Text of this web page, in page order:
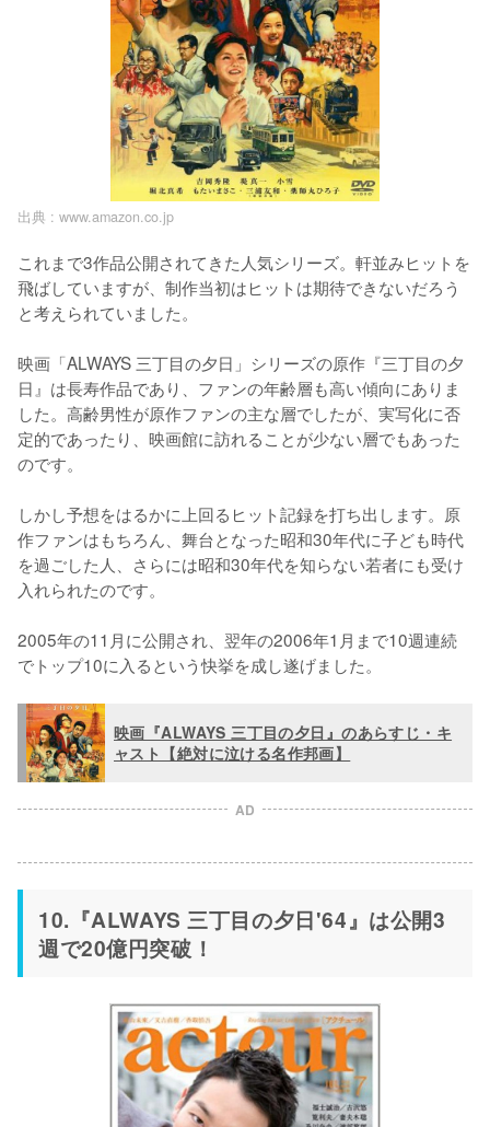
出典 : www.amazon.co.jp
これまで3作品公開されてきた人気シリーズ。軒並みヒットを
飛ばしていますが、制作当初はヒットは期待できないだろう
と考えられていました。
映画「ALWAYS 三丁目の夕日」シリーズの原作『三丁目の夕
日』は長寿作品であり、ファンの年齢層も高い傾向にありま
した。高齢男性が原作ファンの主な層でしたが、実写化に否
定的であったり、映画館に訪れることが少ない層でもあった
のです。
しかし予想をはるかに上回るヒット記録を打ち出します。原
作ファンはもちろん、舞台となった昭和30年代に子ども時代
を過ごした人、さらには昭和30年代を知らない若者にも受け
入れられたのです。
2005年の11月に公開され、翌年の2006年1月まで10週連続
でトップ10に入るという快挙を成し遂げました。
映画『ALWAYS 三丁目の夕日』のあらすじ・キ
ャスト【絶対に泣ける名作邦画】
AD
10.『ALWAYS 三丁目の夕日'64』は公開3
週で20億円突破！